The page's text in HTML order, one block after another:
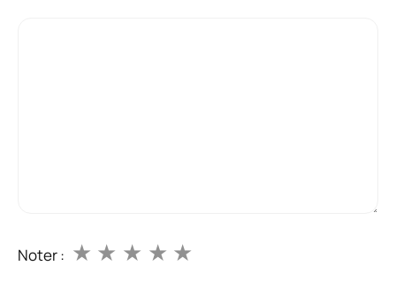
Noter : ★
★
★
★
★